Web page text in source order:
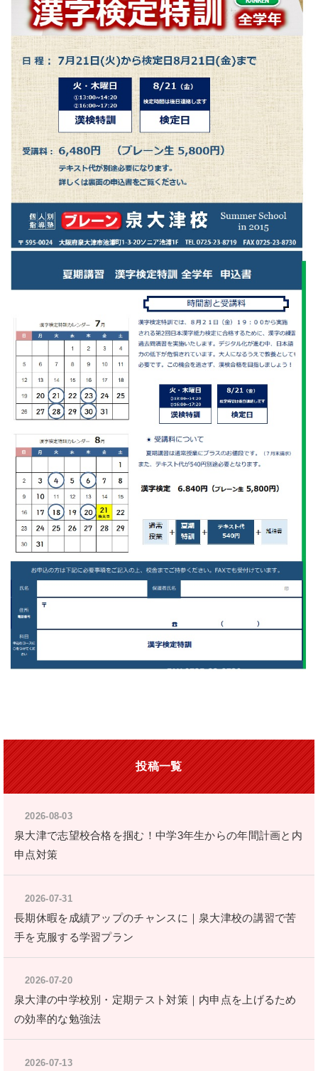
投稿一覧
2026-08-03
泉大津で志望校合格を掴む！中学3年生からの年間計画と内
申点対策
2026-07-31
長期休暇を成績アップのチャンスに｜泉大津校の講習で苦
手を克服する学習プラン
2026-07-20
泉大津の中学校別・定期テスト対策｜内申点を上げるため
の効率的な勉強法
2026-07-13